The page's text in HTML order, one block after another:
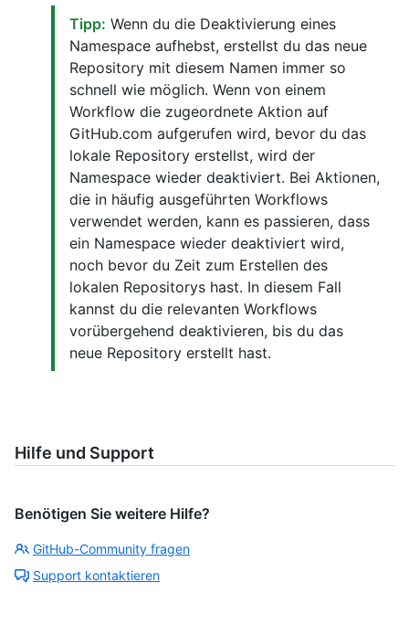
Tipp: Wenn du die Deaktivierung eines
Namespace aufhebst, erstellst du das neue
Repository mit diesem Namen immer so
schnell wie möglich. Wenn von einem
Workflow die zugeordnete Aktion auf
GitHub.com aufgerufen wird, bevor du das
lokale Repository erstellst, wird der
Namespace wieder deaktiviert. Bei Aktionen,
die in häufig ausgeführten Workflows
verwendet werden, kann es passieren, dass
ein Namespace wieder deaktiviert wird,
noch bevor du Zeit zum Erstellen des
lokalen Repositorys hast. In diesem Fall
kannst du die relevanten Workflows
vorübergehend deaktivieren, bis du das
neue Repository erstellt hast.
Hilfe und Support
Benötigen Sie weitere Hilfe?
GitHub-Community fragen
Support kontaktieren